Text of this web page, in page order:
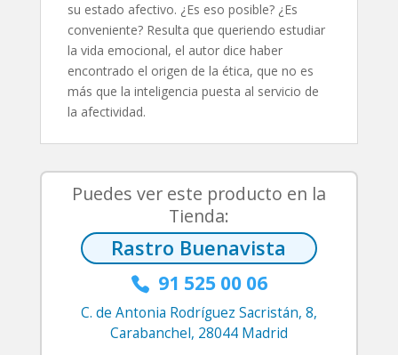
su estado afectivo. ¿Es eso posible? ¿Es
conveniente? Resulta que queriendo estudiar
la vida emocional, el autor dice haber
encontrado el origen de la ética, que no es
más que la inteligencia puesta al servicio de
la afectividad.
Puedes ver este producto en la
Tienda:
Rastro Buenavista
 91 525 00 06
C. de Antonia Rodríguez Sacristán, 8,
Carabanchel, 28044 Madrid